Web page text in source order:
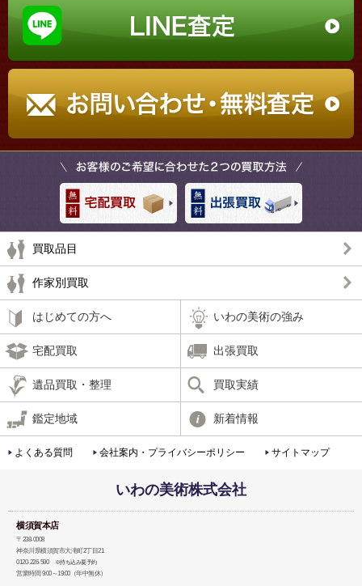
買取品目
作家別買取
はじめての方へ いわの美術の強み
宅配買取 出張買取
遺品買取・整理 買取実績
鑑定地域 新着情報
よくある質問 会社案内・プライバシーポリシー サイトマップ
いわの美術株式会社
横須賀本店
〒238-0008
神奈川県横須賀市大滝町2丁目21
0120-226-590
※持ち込み要予約
営業時間 9:00～19:00（年中無休）